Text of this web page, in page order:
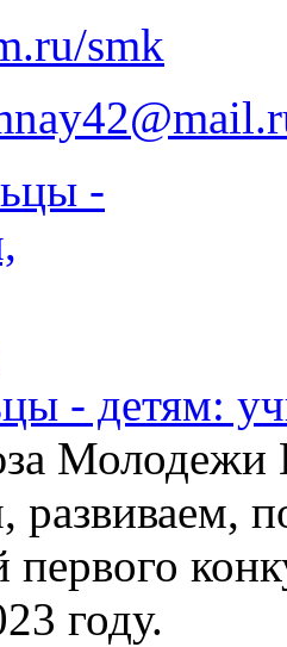
smk
- детям:
Молодежи
развиваем,
первого
году.